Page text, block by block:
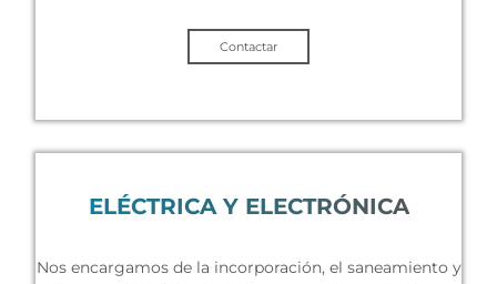
Contactar
ELÉCTRICA Y ELECTRÓNICA
Nos encargamos de la incorporación, el saneamiento y